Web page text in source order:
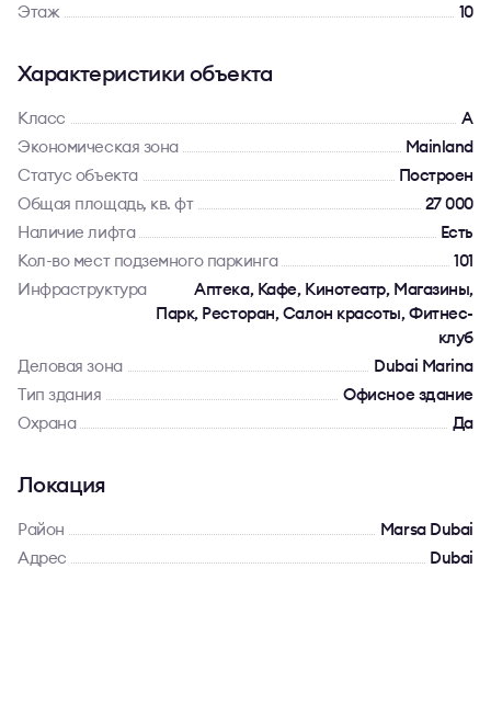
Этаж
10
Характеристики объекта
Класс
A
Экономическая зона
Mainland
Статус объекта
Построен
Общая площадь, кв. фт
27 000
Наличие лифта
Есть
Кол-во мест подземного паркинга
101
Инфраструктура
Аптека, Кафе, Кинотеатр, Магазины,
Парк, Ресторан, Салон красоты, Фитнес-
клуб
Деловая зона
Dubai Marina
Тип здания
Офисное здание
Охрана
Да
Локация
Район
Marsa Dubai
Адрес
Dubai